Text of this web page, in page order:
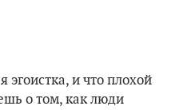
и что плохой
о том, как люди